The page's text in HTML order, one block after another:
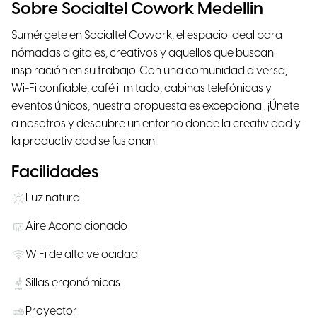
Sobre Socialtel Cowork Medellin
Sumérgete en Socialtel Cowork, el espacio ideal para
nómadas digitales, creativos y aquellos que buscan
inspiración en su trabajo. Con una comunidad diversa,
Wi-Fi confiable, café ilimitado, cabinas telefónicas y
eventos únicos, nuestra propuesta es excepcional. ¡Únete
a nosotros y descubre un entorno donde la creatividad y
la productividad se fusionan!
Facilidades
Luz natural
Aire Acondicionado
WiFi de alta velocidad
Sillas ergonómicas
Proyector